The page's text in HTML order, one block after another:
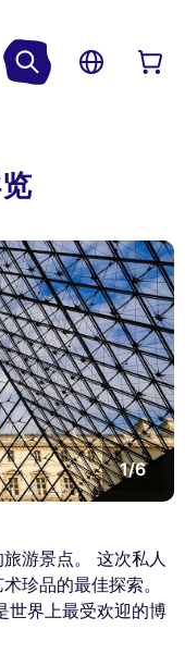
1/6
游景点。 这次私人
珍品的最佳探索。
世界上最受欢迎的博